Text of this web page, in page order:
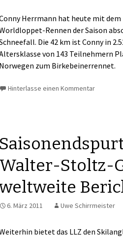
Herrmann hat heute mit dem
Rennen der Saison
Die 42 km ist Conny in
von 143 Teilnehmern
Norwegen zum Birkebeinerrennet.
Hinterlasse einen Kommentar
Walter-Stoltz-
6. März 2011 Uwe Schirrmeister
bietet das LLZ den